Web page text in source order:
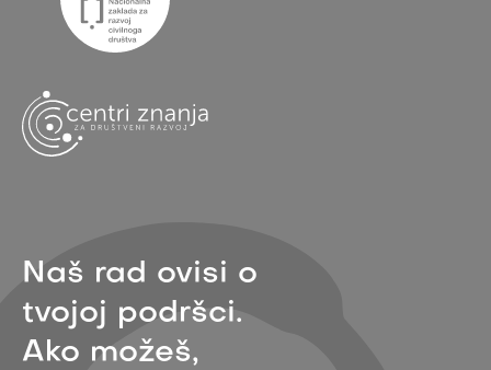
Naš rad ovisi o
tvojoj podršci.
Ako možeš,